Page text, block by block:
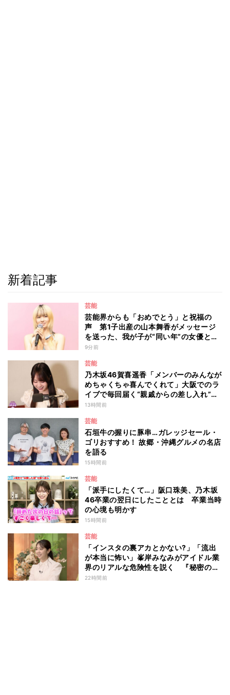
新着記事
芸能
芸能界からも「おめでとう」と祝福の
声 第1子出産の山本舞香がメッセージ
を送った、我が子が“同い年”の女優と
は 今月1日には2年在籍した所属事務所
改めて考えながら…」
9分前
芸能
乃木坂46賀喜遥香「メンバーのみんなが
めちゃくちゃ喜んでくれて」大阪でのラ
イブで毎回届く“親戚からの差し入れ”と
は？
13時間前
芸能
石垣牛の握りに豚串…ガレッジセール・
ゴリおすすめ！ 故郷・沖縄グルメの名店
を語る
15時間前
芸能
「派手にしたくて…」阪口珠美、乃木坂
46卒業の翌日にしたこととは 卒業当時
の心境も明かす
15時間前
芸能
「インスタの裏アカとかない?」「流出
が本当に怖い」峯岸みなみがアイドル業
界のリアルな危険性を説く 『秘密のマ
マ園』特別編
22時間前